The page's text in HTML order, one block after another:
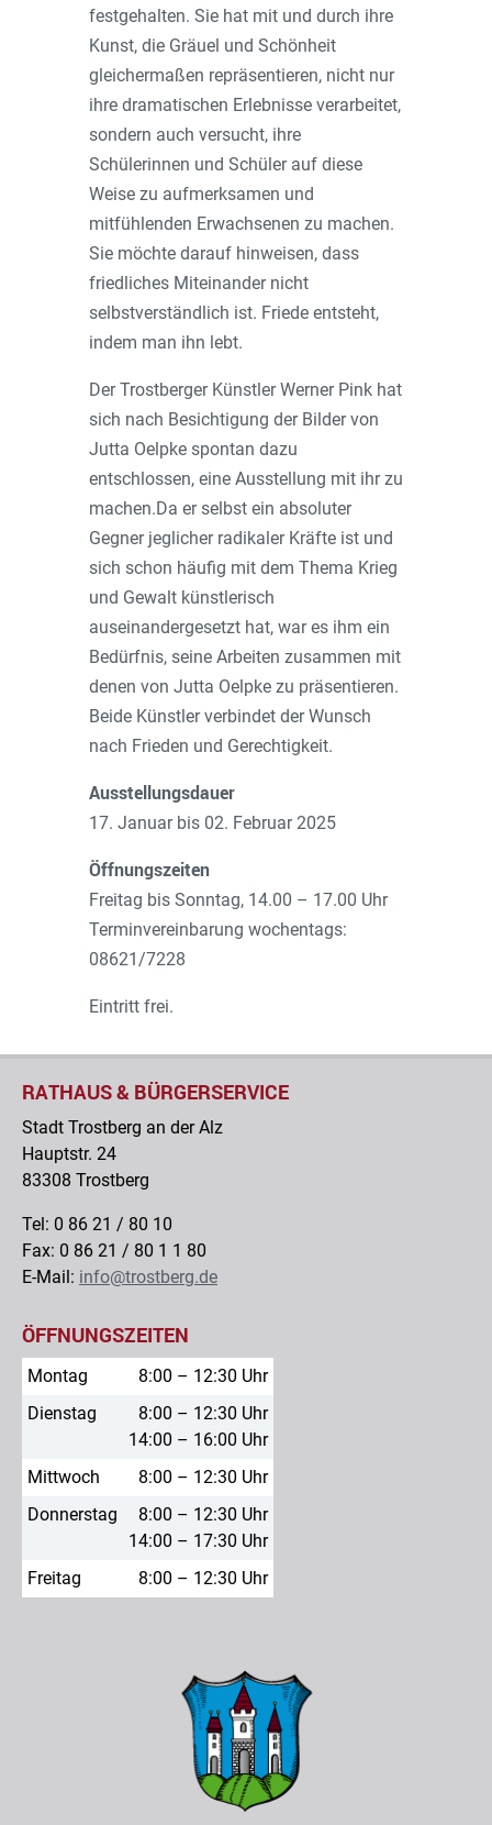
festgehalten. Sie hat mit und durch ihre
Kunst, die Gräuel und Schönheit
gleichermaßen repräsentieren, nicht nur
ihre dramatischen Erlebnisse verarbeitet,
sondern auch versucht, ihre
Schülerinnen und Schüler auf diese
Weise zu aufmerksamen und
mitfühlenden Erwachsenen zu machen.
Sie möchte darauf hinweisen, dass
friedliches Miteinander nicht
selbstverständlich ist. Friede entsteht,
indem man ihn lebt.
Der Trostberger Künstler Werner Pink hat
sich nach Besichtigung der Bilder von
Jutta Oelpke spontan dazu
entschlossen, eine Ausstellung mit ihr zu
machen.Da er selbst ein absoluter
Gegner jeglicher radikaler Kräfte ist und
sich schon häufig mit dem Thema Krieg
und Gewalt künstlerisch
auseinandergesetzt hat, war es ihm ein
Bedürfnis, seine Arbeiten zusammen mit
denen von Jutta Oelpke zu präsentieren.
Beide Künstler verbindet der Wunsch
nach Frieden und Gerechtigkeit.
Ausstellungsdauer
17. Januar bis 02. Februar 2025
Öffnungszeiten
Freitag bis Sonntag, 14.00 – 17.00 Uhr
Terminvereinbarung wochentags:
08621/7228
Eintritt frei.
RATHAUS & BÜRGERSERVICE
Stadt Trostberg an der Alz
Hauptstr. 24
83308 Trostberg
Tel: 0 86 21 / 80 10
Fax: 0 86 21 / 80 1 1 80
E-Mail: info@trostberg.de
ÖFFNUNGSZEITEN
Montag
8:00 – 12:30 Uhr
Dienstag
8:00 – 12:30 Uhr
14:00 – 16:00 Uhr
Mittwoch
8:00 – 12:30 Uhr
Donnerstag
8:00 – 12:30 Uhr
14:00 – 17:30 Uhr
Freitag
8:00 – 12:30 Uhr